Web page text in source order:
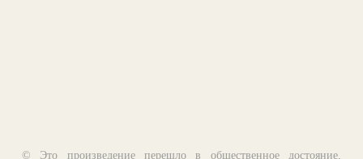
© Это произведение перешло в общественное достояние,